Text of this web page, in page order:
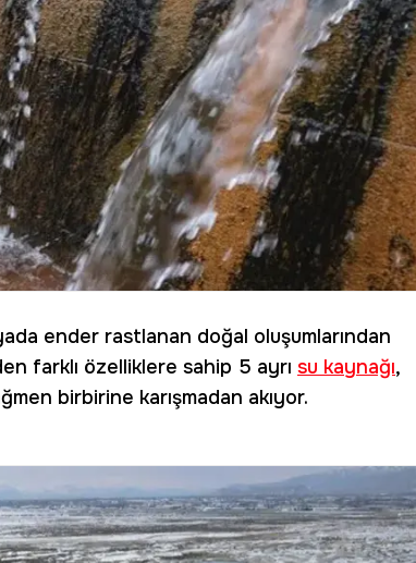
ender rastlanan doğal oluşumlarından
farklı özelliklere sahip 5 ayrı su kaynağı,
birbirine karışmadan akıyor.